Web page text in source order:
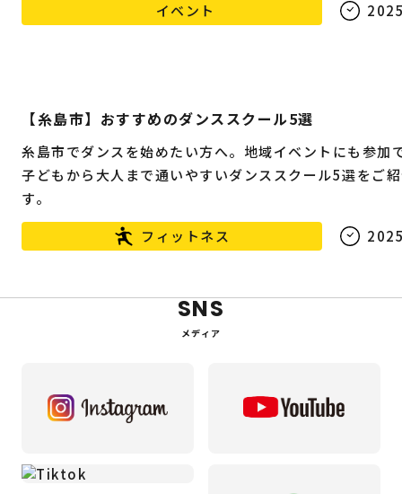
イベント
【糸島市】おすすめのダンススクール5選
糸島市でダンスを始めたい方へ。地域イベントにも参加
子どもから大人まで通いやすいダンススクール5選をご
す。
フィットネス
SNS
メディア